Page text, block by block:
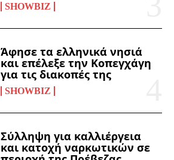
SHOWBIZ
Άφησε τα ελληνικά νησιά
και επέλεξε την Κοπεγχάγη
για τις διακοπές της
SHOWBIZ
Σύλληψη για καλλιέργεια
και κατοχή ναρκωτικών σε